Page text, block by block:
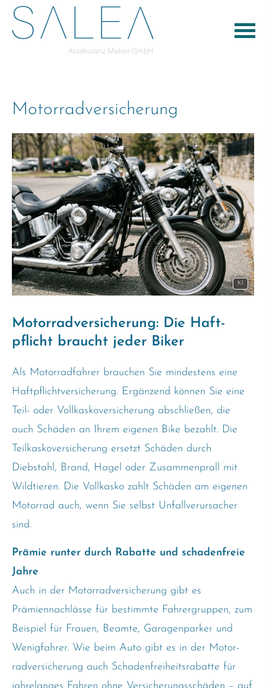
Motor­rad­ver­sicherung
KI
Motor­rad­ver­sicherung: Die Haft­
pflicht braucht jeder Biker
Als Motorradfahrer brauchen Sie mindestens eine
Haft­pflichtversicherung. Ergänzend können Sie eine
Teil- oder Vollkaskoversicherung abschließen, die
auch Schäden an Ihrem eigenen Bike bezahlt. Die
Teilkaskoversicherung ersetzt Schäden durch
Diebstahl, Brand, Hagel oder Zusammenprall mit
Wildtieren. Die Vollkasko zahlt Schäden am eigenen
Motorrad auch, wenn Sie selbst Unfallverursacher
sind.
Prämie runter durch Rabatte und schadenfreie
Jahre
Auch in der Motor­rad­ver­sicherung gibt es
Prämiennachlässe für bestimmte Fahrergruppen, zum
Beispiel für Frauen, Beamte, Garagenparker und
Wenigfahrer. Wie beim Auto gibt es in der Motor­
rad­ver­sicherung auch Schadenfreiheitsrabatte für